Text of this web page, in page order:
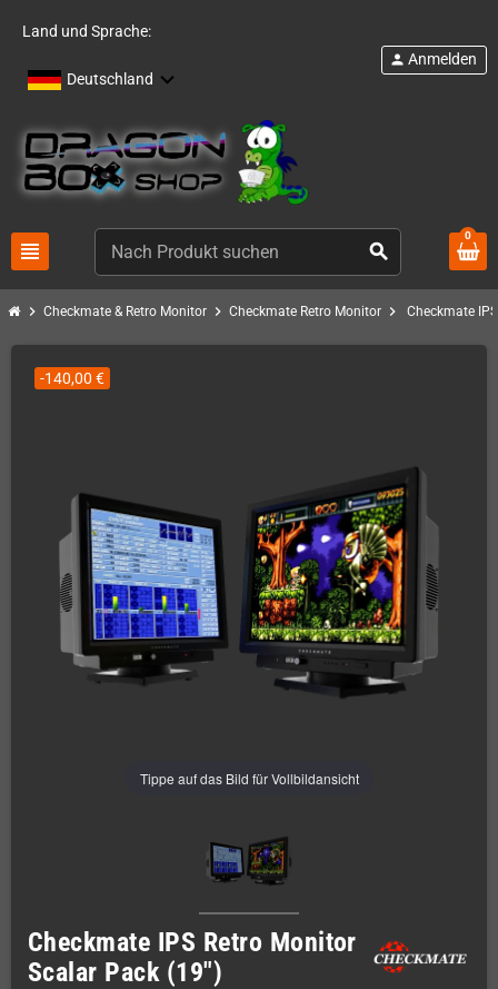
Land und Sprache:
Deutschland
view_headline search
person Anmelden
0
chevron_right Checkmate & Retro Monitor chevron_right Checkmate Retro Monitor chevron_right Checkmate
Tippe auf das Bild für Vollbildansicht
-140,00 €
Checkmate IPS Retro Monitor
Scalar Pack (19")